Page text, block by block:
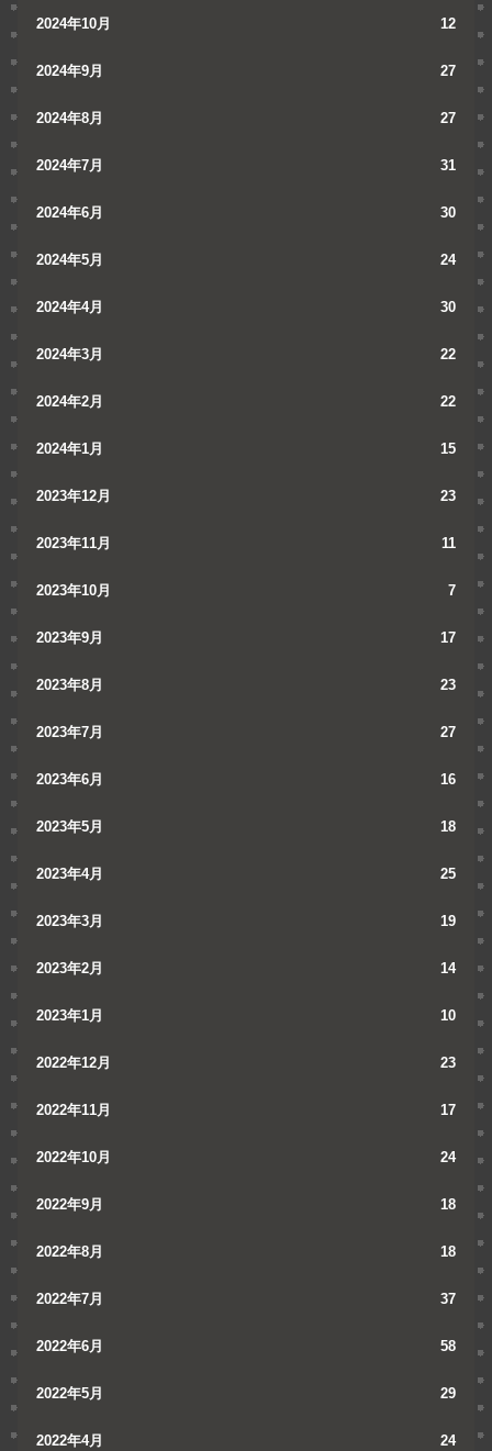
2024年10月 12
2024年9月 27
2024年8月 27
2024年7月 31
2024年6月 30
2024年5月 24
2024年4月 30
2024年3月 22
2024年2月 22
2024年1月 15
2023年12月 23
2023年11月 11
2023年10月 7
2023年9月 17
2023年8月 23
2023年7月 27
2023年6月 16
2023年5月 18
2023年4月 25
2023年3月 19
2023年2月 14
2023年1月 10
2022年12月 23
2022年11月 17
2022年10月 24
2022年9月 18
2022年8月 18
2022年7月 37
2022年6月 58
2022年5月 29
2022年4月 24